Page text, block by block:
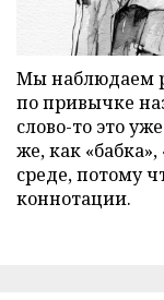
Мы наблюдаем
по привычке
слово-то это
же, как
среде, потому
коннотации.